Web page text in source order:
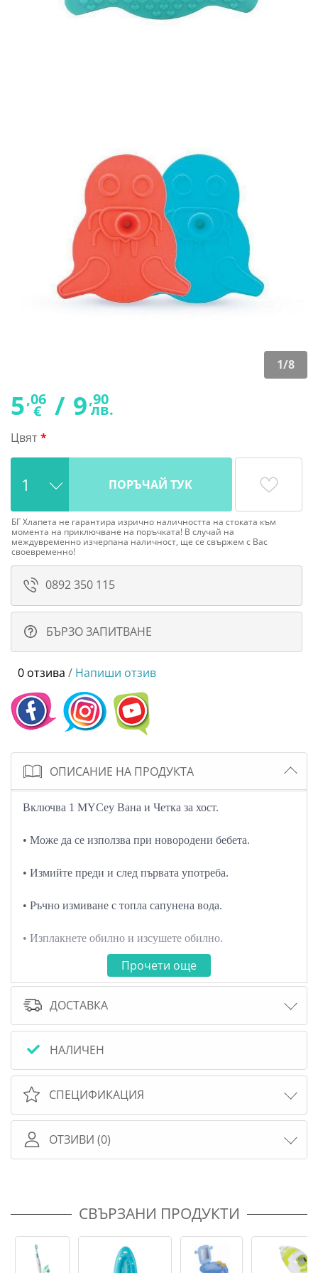
1/8
5,06
€ / 9,90
лв.
Цвят
ПОРЪЧАЙ ТУК
БГ Хлапета не гарантира изрично наличността на стоката към
момента на приключване на поръчката! В случай на
междувременно изчерпана наличност, ще се свържем с Вас
своевременно!
0892 350 115
БЪРЗО ЗАПИТВАНЕ
0 отзива / Напиши отзив
ОПИСАНИЕ НА ПРОДУКТА
Включва 1 MYCey Вана и Четка за хост.
• Може да се използва при новородени бебета.
• Измийте преди и след първата употреба.
• Ръчно измиване с топла сапунена вода.
• Изплакнете обилно и изсушете обилно.
Прочети още
ДОСТАВКА
НАЛИЧЕН
СПЕЦИФИКАЦИЯ
ОТЗИВИ (0)
СВЪРЗАНИ ПРОДУКТИ